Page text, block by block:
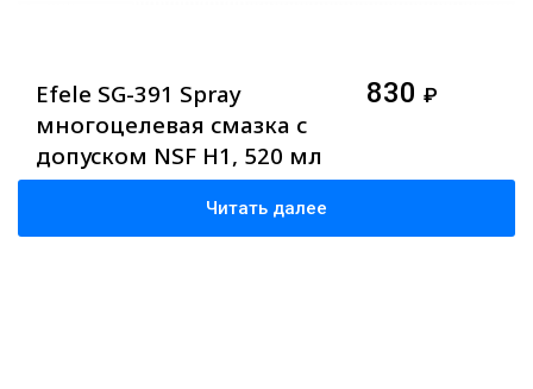
Efele SG-391 Spray
многоцелевая смазка с
допуском NSF H1, 520 мл
830 ₽
Читать далее